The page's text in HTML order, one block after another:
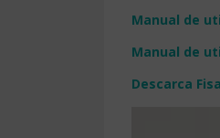
Manual de
Manual de
Descarca